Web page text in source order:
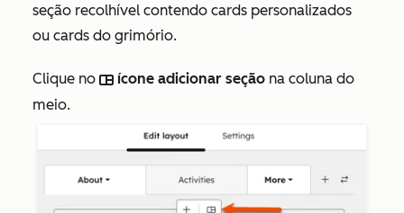
seção recolhível contendo cards personalizados
ou cards do grimório.
Clique no sectionIcon ícone adicionar seção na coluna do
meio.